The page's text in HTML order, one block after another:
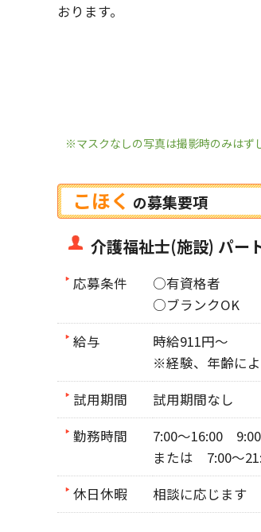
おります。
※マスクなしの写真は撮影時のみはず
こほく の募集要項
介護福祉士(施設) パー
応募条件
○有資格者
○ブランクOK
給与
時給911円～
※経験、年齢に
試用期間
試用期間なし
勤務時間
7:00～16:00
または 7:00～
休日休暇
相談に応じます